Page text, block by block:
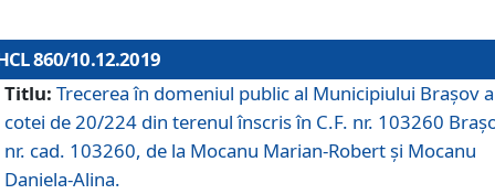
860/10.12.2019
Titlu: Trecerea în domeniul public al Municipiului Braşov a
cotei de 20/224 din terenul înscris în C.F. nr. 103260
nr. cad. 103260, de la Mocanu Marian-Robert și Mocanu
Daniela-Alina.